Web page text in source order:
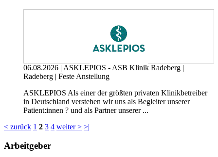
06.08.2026 | ASKLEPIOS - ASB Klinik Radeberg |
Radeberg | Feste Anstellung
ASKLEPIOS Als einer der größten privaten Klinikbetreiber
in Deutschland verstehen wir uns als Begleiter unserer
Patient:innen ? und als Partner unserer ...
< zurück 1 2 3 4 weiter > >|
Arbeitgeber